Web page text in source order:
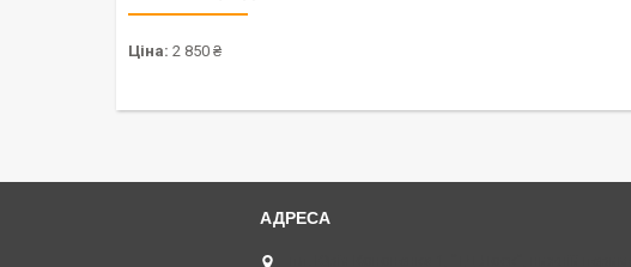
Ціна: 2 850 ₴